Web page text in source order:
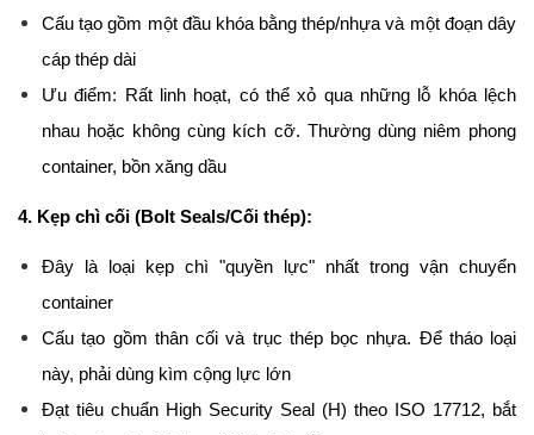
Cấu tạo gồm một đầu khóa bằng thép/nhựa và một đoạn dây
cáp thép dài
Ưu điểm: Rất linh hoạt, có thể xỏ qua những lỗ khóa lệch
nhau hoặc không cùng kích cỡ. Thường dùng niêm phong
container, bồn xăng dầu
4. Kẹp chì cối (Bolt Seals/Cối thép):
Đây là loại kẹp chì "quyền lực" nhất trong vận chuyển
container
Cấu tạo gồm thân cối và trục thép bọc nhựa. Để tháo loại
này, phải dùng kìm cộng lực lớn
Đạt tiêu chuẩn High Security Seal (H) theo ISO 17712, bắt